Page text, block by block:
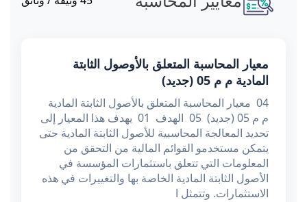
معيار المحاسبة المتعلق بالأوصول الثابتة
المادية م م 05 (جديد)
04 معيار المحاسبة المتعلق بالأصول الثابتة المادية
م م 05 (جديد) 05 الهدف 01 يهدف هذا المعيار إلى
تحديد المعالجة المحاسبية للأصول الثابتة المادية حتى
يتمكن مستخدمو القوائم المالية من التحقق من
المعلومات التي تتعلق باستثمارات المؤسسة في
الأصول الثابتة المادية الخاصة بها والتغييرات في هذه
الاستثمارات. وتتمثل ا